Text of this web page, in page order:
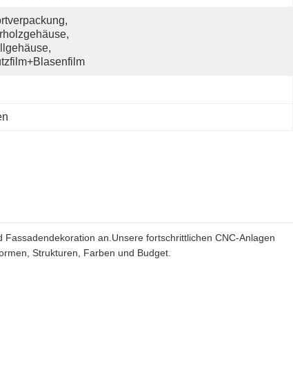
an.Unsere fortschrittlichen CNC-Anlagen
Strukturen, Farben und Budget.